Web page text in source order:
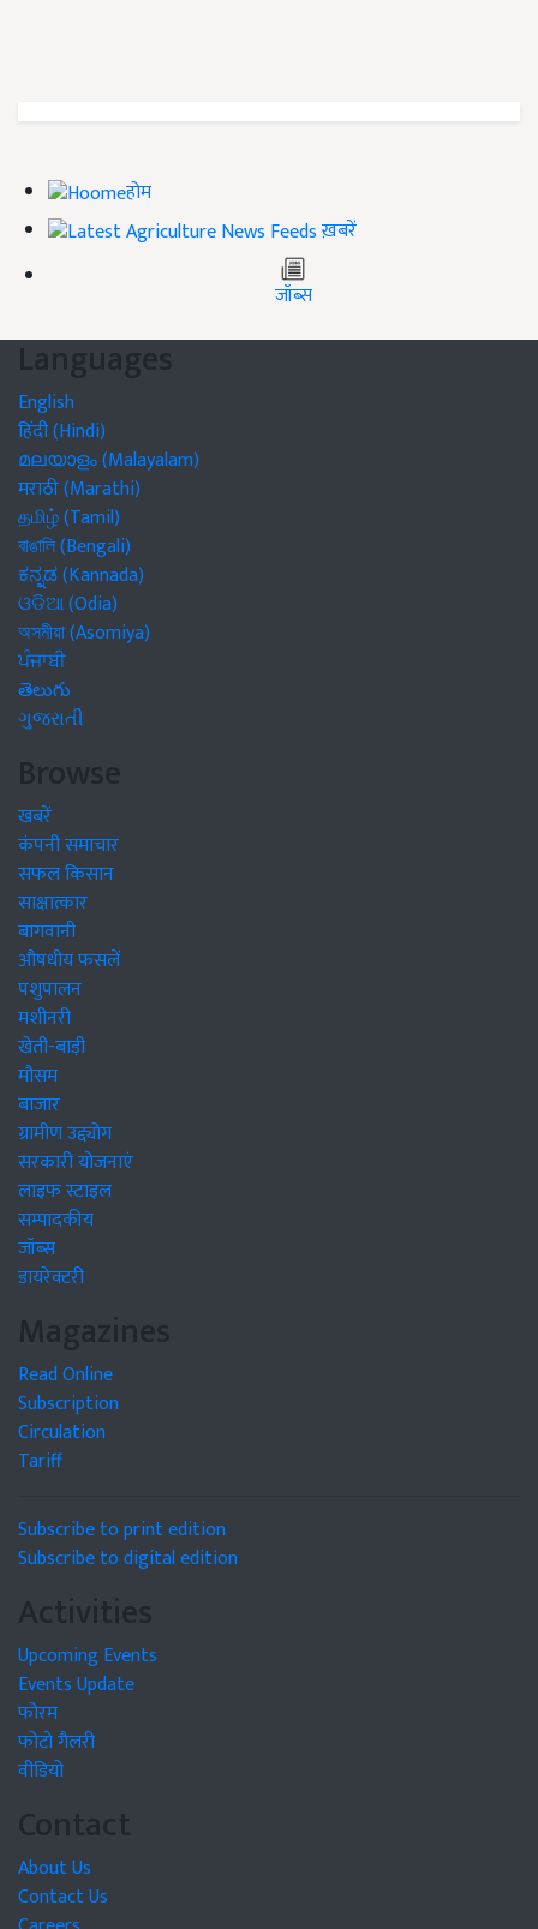
होम
ख़बरें
जॉब्स
Languages
English
हिंदी (Hindi)
മലയാളം (Malayalam)
मराठी (Marathi)
தமிழ் (Tamil)
বাঙালি (Bengali)
ಕನ್ನಡ (Kannada)
ଓଡିଆ (Odia)
অসমীয়া (Asomiya)
ਪੰਜਾਬੀ
తెలుగు
ગુજરાતી
Browse
खबरें
कंपनी समाचार
सफल किसान
साक्षात्कार
बागवानी
औषधीय फसलें
पशुपालन
मशीनरी
खेती-बाड़ी
मौसम
बाजार
ग्रामीण उद्द्योग
सरकारी योजनाएं
लाइफ स्टाइल
सम्पादकीय
जॉब्स
डायरेक्टरी
Magazines
Read Online
Subscription
Circulation
Tariff
Subscribe to print edition
Subscribe to digital edition
Activities
Upcoming Events
Events Update
फोरम
फोटो गैलरी
वीडियो
Contact
About Us
Contact Us